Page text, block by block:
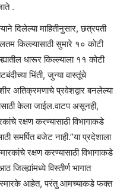
.
दिलेल्या माहितीनुसार, छत्रपती
किल्ल्यासाठी सुमारे १० कोटी
धारूर किल्ल्याला ११ कोटी
भिंती, जुन्या वास्तूंचे
अतिक्रमणाचे प्रवेशद्वार बनलेल्या
केला जाईल.वाटप असूनही,
रक्षण करण्यासाठी विभागाकडे
समर्पित बजेट नाही.”या प्रदेशाला
रक्षण करण्यासाठी विभागाकडे
जिल्ह्यांमध्ये विस्तीर्ण भागात
आहेत, परंतु आमच्याकडे फक्त